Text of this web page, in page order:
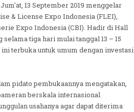
13 September 2019 menggelar
& License Expo Indonesia (FLEI),
Expo Indonesia (CBI). Hadir di Hall
tiga hari mulai tanggal 13 – 15
terbuka untuk umum dengan investasi
pidato pembukaannya mengatakan,
berskala internasional
usahanya agar dapat diterima